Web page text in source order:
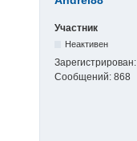
Участник
Неактивен
Зарегистрирован:
Сообщений: 868